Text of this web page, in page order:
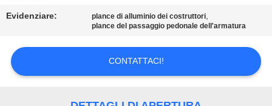
RICHIEDA
CITAZIONE
Evidenziare: plance di alluminio dei costruttori,
plance del passaggio pedonale dell'armatura
CONTATTACI!